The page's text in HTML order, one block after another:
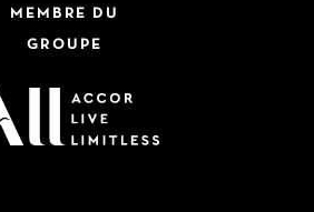
MEMBRE DU
GROUPE